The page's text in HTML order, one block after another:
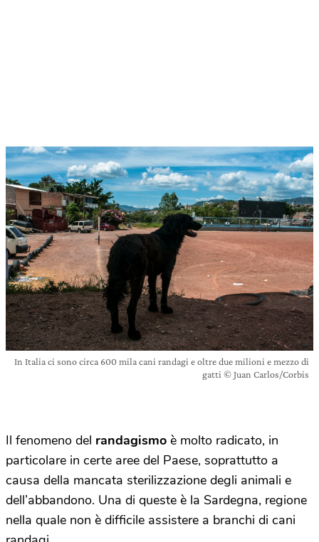
In Italia ci sono circa 600 mila cani randagi e oltre due milioni e mezzo di
gatti © Juan Carlos/Corbis
Il fenomeno del randagismo è molto radicato, in
particolare in certe aree del Paese, soprattutto a
causa della mancata sterilizzazione degli animali e
dell’abbandono. Una di queste è la Sardegna, regione
nella quale non è difficile assistere a branchi di cani